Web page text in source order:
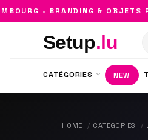
• BRANDING & OBJETS
Setup.lu
CATÉGORIES NEW
HOME CATÉGORIES